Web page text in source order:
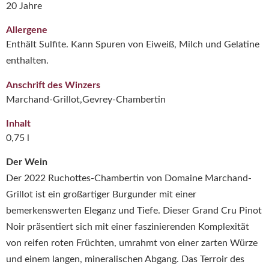
Der Wein
Der 2022 Ruchottes-Chambertin von Domaine Marchand-
Grillot ist ein großartiger Burgunder mit einer
bemerkenswerten Eleganz und Tiefe. Dieser Grand Cru Pinot
Noir präsentiert sich mit einer faszinierenden Komplexität
von reifen roten Früchten, umrahmt von einer zarten Würze
und einem langen, mineralischen Abgang. Das Terroir des
20 Jahre
Allergene
Enthält Sulfite. Kann Spuren von Eiweiß, Milch und Gelatine
enthalten.
Anschrift des Winzers
Marchand-Grillot,Gevrey-Chambertin
Inhalt
0,75 l